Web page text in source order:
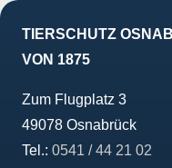
TIERSCHUTZ
VON 1875
Zum Flugplatz 3
49078 Osnabrück
Tel.: 0541 / 44 21 02